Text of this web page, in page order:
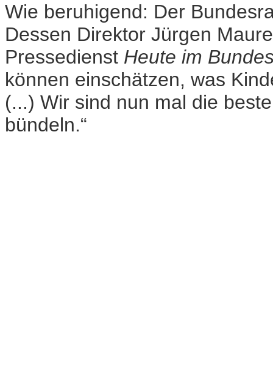
Wie beruhigend: Der
Dessen Direktor Jürgen
Pressedienst Heute im
können einschätzen, was
(...) Wir sind nun mal die
bündeln.“